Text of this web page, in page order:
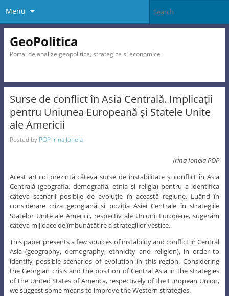
Menu
GeoPolitica
Portal de analize geopolitice, strategice si economice
Surse de conflict în Asia Centrală. Implicaţii
pentru Uniunea Europeană şi Statele Unite
ale Americii
Posted by POP Irina Ionela
Irina Ionela POP
Acest articol prezintă câteva surse de instabilitate și conflict în Asia
Centrală (geografia, demografia, etnia și religia) pentru a identifica
câteva scenarii posibile de evoluție în această regiune. Luând în
considerare criza georgiană și poziția Asiei Centrale în strategiile
Statelor Unite ale Americii, respectiv ale Uniunii Europene, sugerăm
câteva mijloace de îmbunătățire a strategiilor vestice.
This paper presents a few sources of instability and conflict in Central
Asia (geography, demography, ethnicity and religion), in order to
identify possible scenarios of evolution in this region. Considering
the Georgian crisis and the position of Central Asia in the strategies
of the United States of America, respectively of the European Union,
we suggest some means to improve the Western strategies.